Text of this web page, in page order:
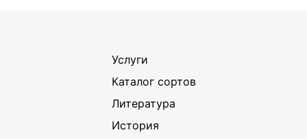
Услуги
Каталог сортов
Литература
История